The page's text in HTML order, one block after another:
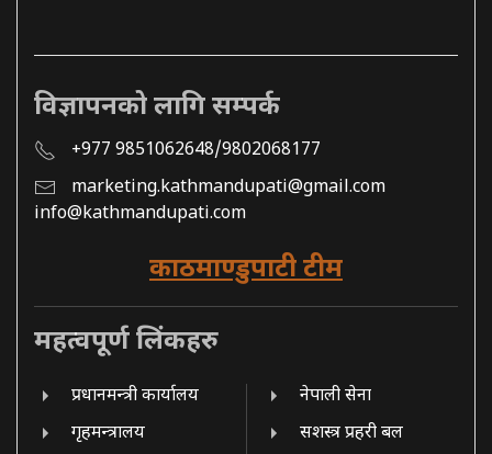
विज्ञापनको लागि सम्पर्क
+977 9851062648/9802068177
marketing.kathmandupati@gmail.com
info@kathmandupati.com
काठमाण्डुपाटी टीम
महत्वपूर्ण लिंकहरु
प्रधानमन्त्री कार्यालय
गृहमन्त्रालय
नेपाली सेना
सशस्त्र प्रहरी बल